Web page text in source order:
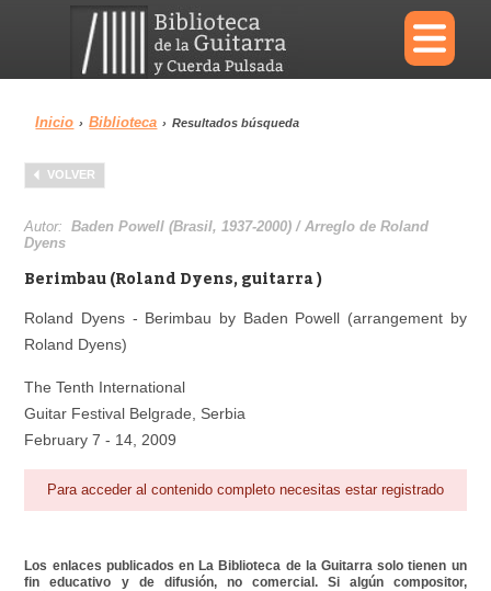
×
Menu
Biblioteca Diccionario
Área personal
Inicio › Biblioteca › Resultados búsqueda
VOLVER
Autor:Baden Powell (Brasil, 1937-2000) / Arreglo de Roland
Dyens
Berimbau (Roland Dyens, guitarra )
Roland Dyens - Berimbau by Baden Powell (arrangement by
Roland Dyens)
The Tenth International
Guitar Festival Belgrade, Serbia
February 7 - 14, 2009
Para acceder al contenido completo necesitas estar registrado
Los enlaces publicados en La Biblioteca de la Guitarra solo tienen un
fin educativo y de difusión, no comercial. Si algún compositor,